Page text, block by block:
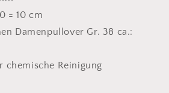
= 10 cm
Damenpullover Gr. 38 ca.:
chemische Reinigung